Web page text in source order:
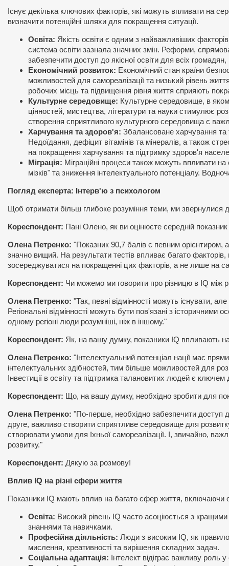
Існує декілька ключових факторів, які можуть впливати на
визначити потенційні шляхи для покращення ситуації.
Освіта: Якість освіти є одним з найважливіших
система освіти зазнала значних змін. Реформи,
забезпечити доступ до якісної освіти для всіх
Економічний розвиток: Економічний стан країни
можливостей для самореалізації та низький рівень
робочих місць та підвищення рівня життя сприяють
Культурне середовище: Культурне середовище, в
цінностей, мистецтва, літератури та науки стимулює
створення сприятливого культурного середовища є
Харчування та здоров'я: Збалансоване харчування та
Недоїдання, дефіцит вітамінів та мінералів, а також
на покращення харчування та підтримку здоров'я
Міграція: Міграційні процеси також можуть впливати на
мізків" та зниження інтелектуального потенціалу.
Погляд експерта: Інтерв'ю з психологом
Щоб отримати більш глибоке розуміння теми, ми звернулися
Кореспондент: Пані Олено, як ви оцінюєте середній показник
Олена Петренко: "Показник 90,7 балів є певним орієнтиром,
значно вищий. На результати тестів впливає багато
зосереджуватися на покращенні цих факторів, а не лише на
Кореспондент: Чи можемо ми говорити про різницю в IQ між
Олена Петренко: "Так, певні відмінності можуть існувати,
Регіональні відмінності можуть бути пов'язані з
одному регіоні люди розумніші, ніж в іншому."
Кореспондент: Як, на вашу думку, показники IQ впливають
Олена Петренко: "Інтелектуальний потенціал нації має
інтелектуальних здібностей, тим більше можливостей для
Інвестиції в освіту та підтримка талановитих людей є
Кореспондент: Що, на вашу думку, необхідно зробити для
Олена Петренко: "По-перше, необхідно забезпечити доступ
друге, важливо створити сприятливе середовище для
створювати умови для їхньої самореалізації. І, звичайно,
розвитку."
Кореспондент: Дякую за розмову!
Вплив IQ на різні сфери життя
Показники IQ мають вплив на багато сфер життя, включаючи
Освіта: Високий рівень IQ часто асоціюється з
знаннями та навичками.
Професійна діяльність: Люди з високим IQ, як правило,
мислення, креативності та вирішення складних задач.
Соціальна адаптація: Інтелект відіграє важливу роль